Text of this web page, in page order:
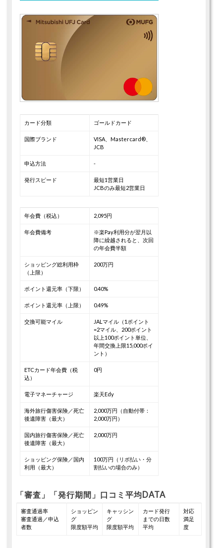
カード分類 ゴールドカード
国際ブランド
VISA、Mastercard®、
JCB
申込方法 -
発行スピード
最短1営業日
JCBのみ最短2営業日
年会費（税込） 2,095円
年会費備考
※楽Pay利用分が翌月以
降に繰越されると、次回
の年会費半額
ショッピング総利用枠
（上限）
200万円
ポイント還元率（下限） 0.40%
ポイント還元率（上限） 0.49%
交換可能マイル
JALマイル（1ポイント
=2マイル、200ポイント
以上100ポイント単位、
年間交換上限15,000ポイ
ント）
ETCカード年会費（税
込）
0円
電子マネーチャージ 楽天Edy
海外旅行傷害保険／死亡
後遺障害（最大）
2,000万円（自動付帯：
2,000万円）
国内旅行傷害保険／死亡
後遺障害（最大）
2,000万円
ショッピング保険／国内
利用（最大）
100万円（リボ払い・分
割払いの場合のみ）
「審査」「発行期間」口コミ平均DATA
審査通過率
審査通過／申込
者数
ショッピン
グ
限度額平均
キャッシン
グ
限度額平均
カード発行
までの日数
平均
対応
満足
度